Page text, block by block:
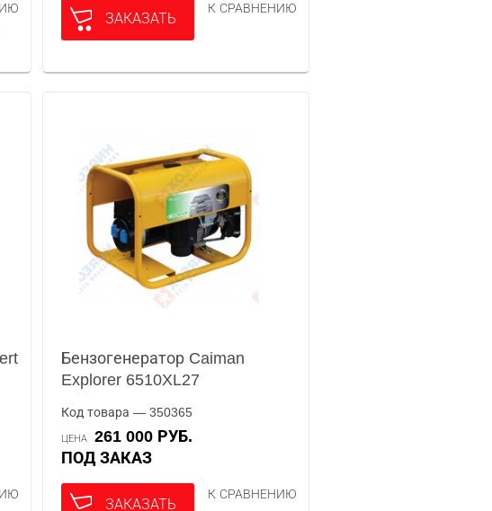
ЗАКАЗАТЬ
К СРАВНЕНИЮ
Бензогенератор Caiman
Explorer 6510XL27
Код товара — 350365
ЦЕНА
261 000 РУБ.
ПОД ЗАКАЗ
ЗАКАЗАТЬ
К СРАВНЕНИЮ